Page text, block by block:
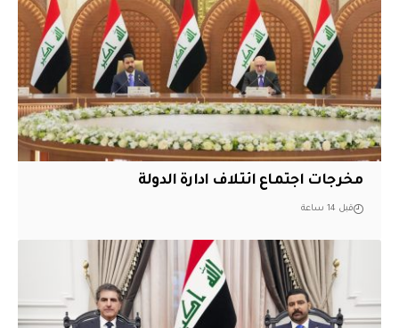
مخرجات اجتماع ائتلاف ادارة الدولة
قبل 14 ساعة